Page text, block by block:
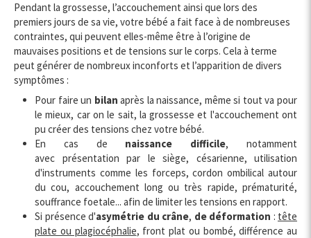
Pendant la grossesse, l’accouchement ainsi que lors des
premiers jours de sa vie, votre bébé a fait face à de nombreuses
contraintes, qui peuvent elles-même être à l’origine de
mauvaises positions et de tensions sur le corps. Cela à terme
peut générer de nombreux inconforts et l’apparition de divers
symptômes :
Pour faire un bilan après la naissance, même si tout va pour
le mieux, car on le sait, la grossesse et l'accouchement ont
pu créer des tensions chez votre bébé.
En cas de naissance difficile, notamment
avec présentation par le siège, césarienne, utilisation
d'instruments comme les forceps, cordon ombilical autour
du cou, accouchement long ou très rapide, prématurité,
souffrance foetale... afin de limiter les tensions en rapport.
Si présence d'asymétrie du crâne, de déformation : tête
plate ou plagiocéphalie, front plat ou bombé, différence au